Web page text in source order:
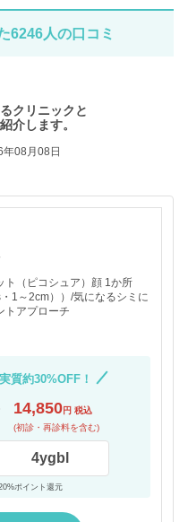
6246人の口コミ
クリニックと
介します。
08月08日
ト（ピコシュア）顔 1か所
・1～2cm））/気になるシミに
トアプローチ
質約30%OFF！
14,850円 税込
(初診・再診料を含む)
4ygbl
ポイント還元